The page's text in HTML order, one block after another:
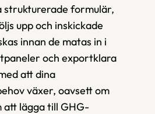
strukturerade formulär,
upp och inskickade
innan de matas in i
och exportklara
att dina
växer, oavsett om
att lägga till GHG-